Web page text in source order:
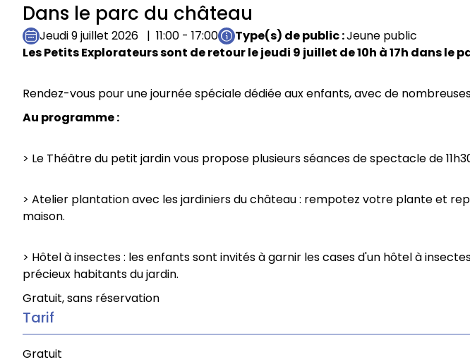
Dans le parc du château
Jeudi 9 juillet 2026 11:00 - 17:00 Type(s) de public Jeune public
Les Petits Explorateurs sont de retour le jeudi 9 juillet de 10h à 17h dans le
Rendez-vous pour une journée spéciale dédiée aux enfants, avec de
Au programme :
> Le Théâtre du petit jardin vous propose plusieurs séances de spectacle de
> Atelier plantation avec les jardiniers du château : rempotez votre plante et
maison.
> Hôtel à insectes : les enfants sont invités à garnir les cases d'un hôtel à
précieux habitants du jardin.
Gratuit, sans réservation
Tarif
Gratuit